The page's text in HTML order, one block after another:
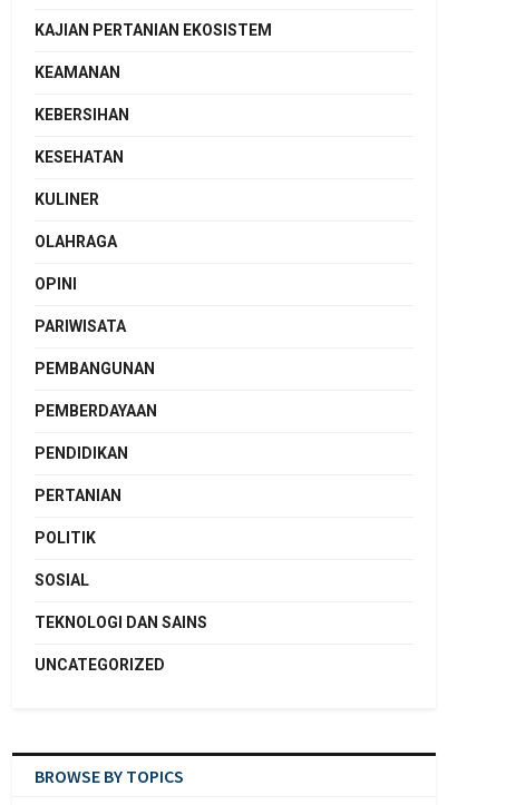
KAJIAN PERTANIAN EKOSISTEM
KEAMANAN
KEBERSIHAN
KESEHATAN
KULINER
OLAHRAGA
OPINI
PARIWISATA
PEMBANGUNAN
PEMBERDAYAAN
PENDIDIKAN
PERTANIAN
POLITIK
SOSIAL
TEKNOLOGI DAN SAINS
UNCATEGORIZED
BROWSE BY TOPICS